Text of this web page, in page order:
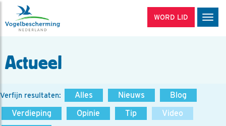
WORD LID
Actueel
Verfijn resultaten: Alles Nieuws
Blog
Verdieping
Opinie Tip
Video